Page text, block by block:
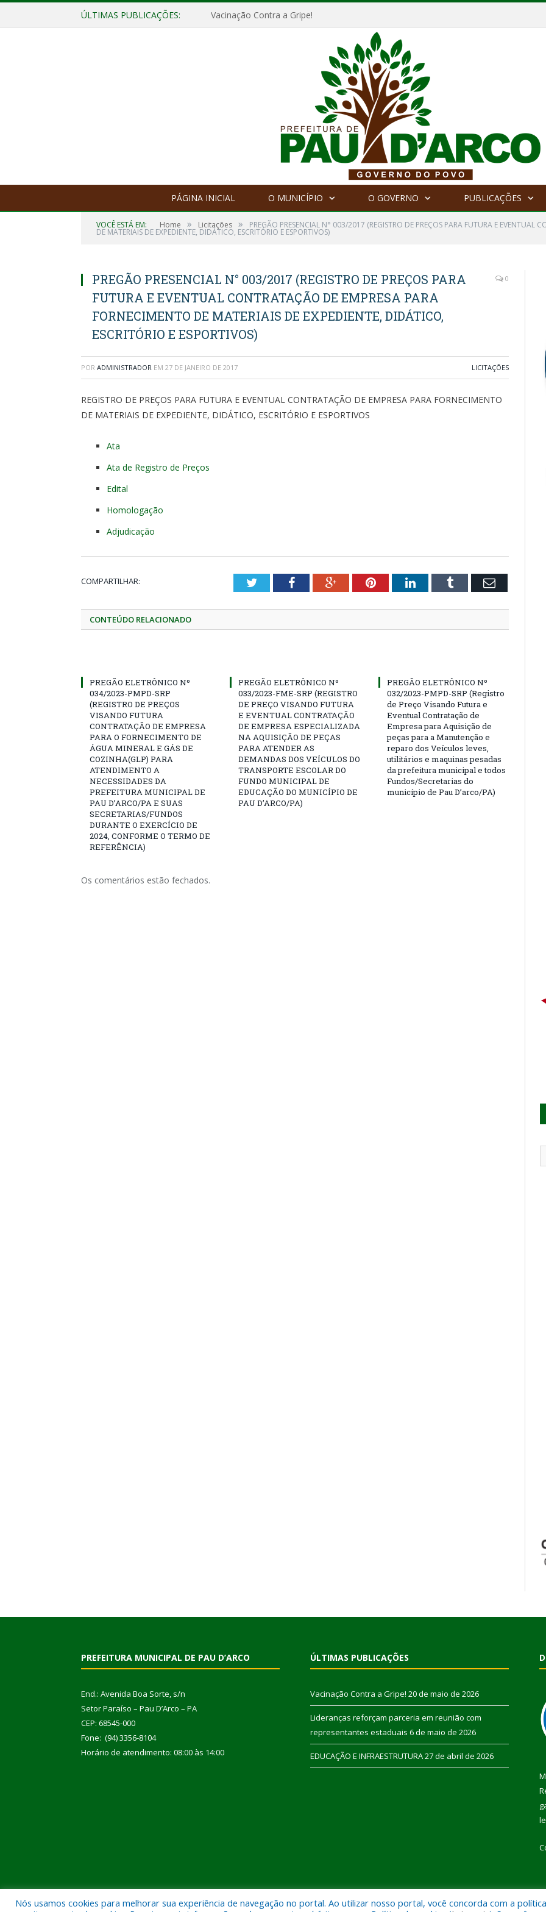
ÚLTIMAS PUBLICAÇÕES: Vacinação Contra a Gripe!
PÁGINA INICIAL O MUNICÍPIO O GOVERNO PUBLICAÇÕES
VOCÊ ESTÁ EM: Home » Licitações » PREGÃO PRESENCIAL N° 003/2017 (REGISTRO DE PREÇOS PARA FUTURA E EVENTUAL
DE MATERIAIS DE EXPEDIENTE, DIDÁTICO, ESCRITÓRIO E ESPORTIVOS)
PREGÃO PRESENCIAL N° 003/2017 (REGISTRO DE PREÇOS PARA
FUTURA E EVENTUAL CONTRATAÇÃO DE EMPRESA PARA
FORNECIMENTO DE MATERIAIS DE EXPEDIENTE, DIDÁTICO,
ESCRITÓRIO E ESPORTIVOS)
0
POR ADMINISTRADOR EM 27 DE JANEIRO DE 2017 LICITAÇÕES
REGISTRO DE PREÇOS PARA FUTURA E EVENTUAL CONTRATAÇÃO DE EMPRESA PARA FORNECIMENTO
DE MATERIAIS DE EXPEDIENTE, DIDÁTICO, ESCRITÓRIO E ESPORTIVOS
Ata
Ata de Registro de Preços
Edital
Homologação
Adjudicação
COMPARTILHAR: TwitterFacebookGoogle+PinterestLinkedInTumblr Email
CONTEÚDO RELACIONADO
PREGÃO ELETRÔNICO Nº
034/2023-PMPD-SRP
(REGISTRO DE PREÇOS
VISANDO FUTURA
CONTRATAÇÃO DE EMPRESA
PARA O FORNECIMENTO DE
ÁGUA MINERAL E GÁS DE
COZINHA(GLP) PARA
ATENDIMENTO A
NECESSIDADES DA
PREFEITURA MUNICIPAL DE
PAU D’ARCO/PA E SUAS
SECRETARIAS/FUNDOS
DURANTE O EXERCÍCIO DE
2024, CONFORME O TERMO DE
REFERÊNCIA)
PREGÃO ELETRÔNICO Nº
033/2023-FME-SRP (REGISTRO
DE PREÇO VISANDO FUTURA
E EVENTUAL CONTRATAÇÃO
DE EMPRESA ESPECIALIZADA
NA AQUISIÇÃO DE PEÇAS
PARA ATENDER AS
DEMANDAS DOS VEÍCULOS DO
TRANSPORTE ESCOLAR DO
FUNDO MUNICIPAL DE
EDUCAÇÃO DO MUNICÍPIO DE
PAU D’ARCO/PA)
PREGÃO ELETRÔNICO Nº
032/2023-PMPD-SRP (Registro
de Preço Visando Futura e
Eventual Contratação de
Empresa para Aquisição de
peças para a Manutenção e
reparo dos Veículos leves,
utilitários e maquinas pesadas
da prefeitura municipal e todos
Fundos/Secretarias do
município de Pau D’arco/PA)
Os comentários estão fechados.
PREFEITURA MUNICIPAL DE PAU D’ARCO
End.: Avenida Boa Sorte, s/n
Setor Paraíso – Pau D’Arco – PA
CEP: 68545-000
Fone: (94) 3356-8104
Horário de atendimento: 08:00 às 14:00
ÚLTIMAS PUBLICAÇÕES
Vacinação Contra a Gripe! 20 de maio de 2026
Lideranças reforçam parceria em reunião com
representantes estaduais 6 de maio de 2026
EDUCAÇÃO E INFRAESTRUTURA27 de abril de 2026
Nós usamos cookies para melhorar sua experiência de navegação no portal. Ao utilizar nosso portal, você concorda com a